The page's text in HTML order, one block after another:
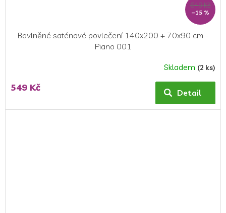
649 Kč
–15 %
Bavlněné saténové povlečení 140x200 + 70x90 cm -
Piano 001
Skladem (2 ks)
549 Kč Detail